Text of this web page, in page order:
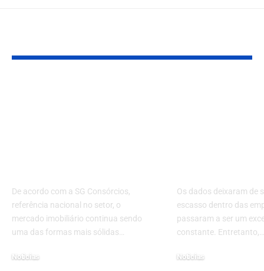
De acordo com a SG Consórcios,
referência nacional no setor, o
mercado imobiliário continua sendo
uma das formas mais sólidas…
Noticias
Os dados deixaram de
escasso dentro das
passaram a ser um
constante. Entretanto,…
Noticias